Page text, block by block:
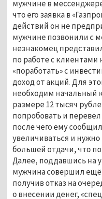
мужчине в
что его заявка в
действий он не
мужчине позвонили с
незнакомец
по работе с
«поработать» с
доход от акций. Для
необходим начальный
размере 12 тысяч
попробовать и
после чего ему
увеличиваться и
большей отдачи, что
Далее, поддавшись на
мужчина совершил
получив отказ на
о внесении денег,